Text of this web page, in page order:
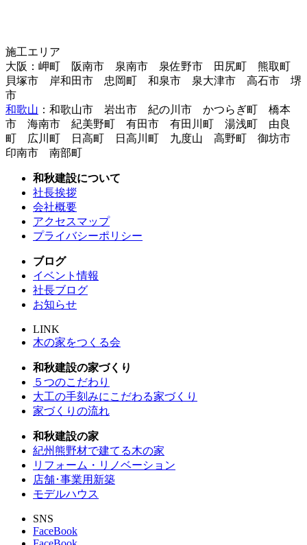
施工エリア
大阪：岬町 阪南市 泉南市 泉佐野市 田尻町 熊取町
貝塚市 岸和田市 忠岡町 和泉市 泉大津市 高石市 堺
市
和歌山 ：和歌山市 岩出市 紀の川市 かつらぎ町 橋本
市 海南市 紀美野町 有田市 有田川町 湯浅町 由良
町 広川町 日高町 日高川町 九度山 高野町 御坊市
印南市 南部町
和秋建設について
社長挨拶
会社概要
アクセスマップ
プライバシーポリシー
ブログ
イベント情報
社長ブログ
お知らせ
LINK
木の家をつくる会
和秋建設の家づくり
５つのこだわり
大工の手刻みにこだわる家づくり
家づくりの流れ
和秋建設の家
紀州熊野材で建てる木の家
リフォーム・リノベーション
店舗･事業用新築
モデルハウス
SNS
FaceBook